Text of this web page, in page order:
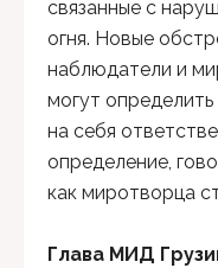
связанные с
огня. Новые
наблюдатели и
могут определить
на себя
определение,
как миротворца
Глава МИД